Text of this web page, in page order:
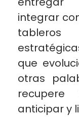
integrar
que
otras
anticipar y